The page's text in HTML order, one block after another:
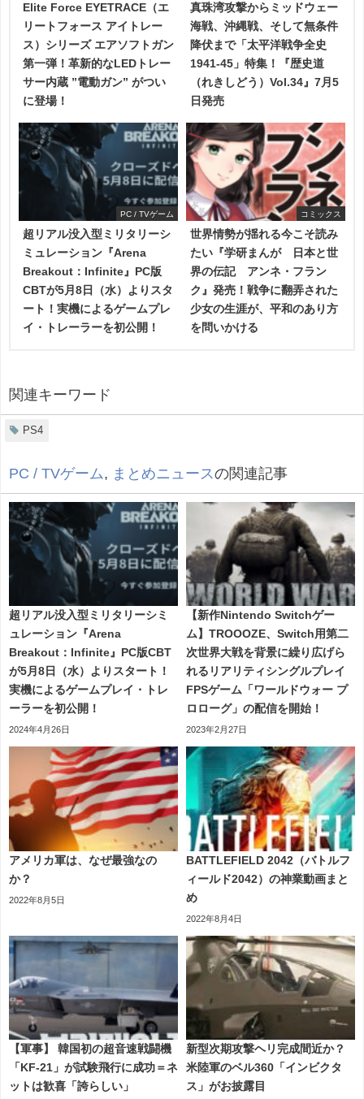
Elite Force EYETRACE（エ
リートフォース アイトレー
ス）シリーズ エアソフトガン
第一弾！革新的なLEDトレー
サー内蔵 ”電動ガン” がつい
に登場！
真珠湾攻撃からミッドウェー
海戦、沖縄戦、そして無条件
降伏まで「太平洋戦争全史
1941-45」特集！『歴史道
（れきしどう）Vol.34』7月5
日発売
PC / TVゲーム
超リアル没入型ミリタリーシ
ミュレーション『Arena
Breakout：Infinite』PC版
CBTが5月8日（水）よりスタ
ート！実機によるゲームプレ
イ・トレーラーを初公開！
コミックス
世界情勢が揺れる今こそ読み
たい『学研まんが 日本と世
界の伝記 アンネ・フラン
ク』発売！戦争に翻弄された
少女の生涯が、平和のあり方
を問いかける
関連キーワード
PS4
PC / TVゲーム, まとめニュースの関連記事
超リアル没入型ミリタリーシミ
ュレーション『Arena
Breakout：Infinite』PC版CBT
が5月8日（水）よりスタート！
実機によるゲームプレイ・トレ
ーラーを初公開！
2024年4月26日
【新作Nintendo Switchゲー
ム】TROOOZE、Switch用第二
次世界大戦を背景に繰り広げら
れるリアリティシングルプレイ
FPSゲーム「ワールドウォー プ
ロローグ」の配信を開始！
2023年2月27日
アメリカ軍は、なぜ最強なの
か？
2022年8月5日
BATTLEFIELD 2042（バトルフ
ィールド2042）の神業動画まと
め
2022年8月4日
【軍事】 韓国初の超音速戦闘機
「KF-21」が試験飛行に成功＝ネ
ットは歓喜「誇らしい」
新型次期攻撃ヘリ完成間近か？
米陸軍のベル360「インビクタ
ス」がお披露目